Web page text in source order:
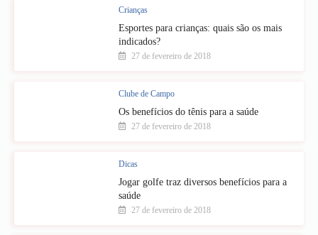
Crianças
Esportes para crianças: quais são os mais
indicados?
27 de fevereiro de 2018
Clube de Campo
Os benefícios do tênis para a saúde
27 de fevereiro de 2018
Dicas
Jogar golfe traz diversos benefícios para a
saúde
27 de fevereiro de 2018